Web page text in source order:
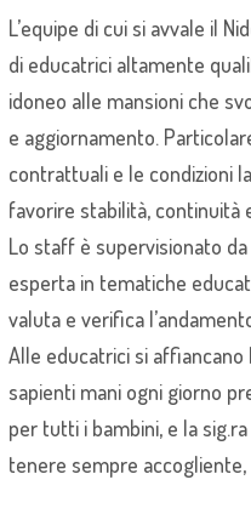
L’equipe di cui si avvale il
di educatrici altamente
idoneo alle mansioni che
e aggiornamento.
contrattuali e le condizioni
favorire stabilità, continuità
Lo staff è supervisionato
esperta in tematiche
valuta e verifica
Alle educatrici si affiancano
sapienti mani ogni giorno
per tutti i bambini, e la
tenere sempre